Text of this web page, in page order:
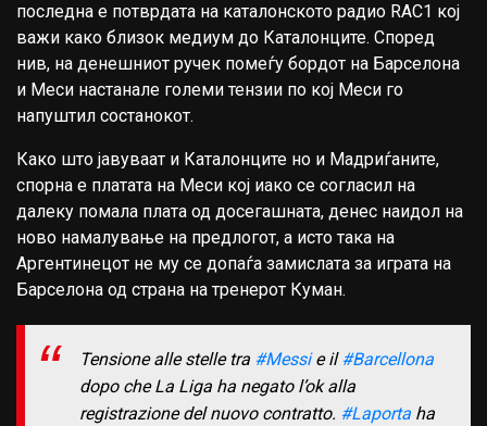
последна е потврдата на каталонското радио RAC1 кој
важи како близок медиум до Каталонците. Според
нив, на денешниот ручек помеѓу бордот на Барселона
и Меси настанале големи тензии по кој Меси го
напуштил состанокот.
Како што јавуваат и Каталонците но и Мадриѓаните,
спорна е платата на Меси кој иако се согласил на
далеку помала плата од досегашната, денес наидол на
ново намалување на предлогот, а исто така на
Аргентинецот не му се допаѓа замислата за играта на
Барселона од страна на тренерот Куман.
Tensione alle stelle tra #Messie il#Barcellona
dopo che La Liga ha negato l’ok alla
registrazione del nuovo contratto. #Laporta ha